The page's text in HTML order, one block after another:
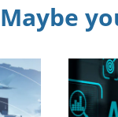
Maybe